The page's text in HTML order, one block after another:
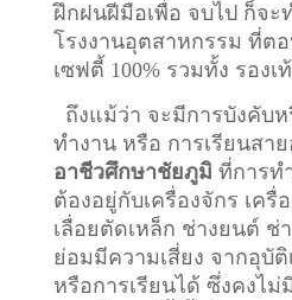
ฝึกฝนฝีมือเพื่อ จบไป ก็จะ
โรงงานอุตสาหกรรม ที่ต
เซฟตี้ 100% รวมทั้ง รองเ
ถึงแม้ว่า จะมีการบังคับ
ทำงาน หรือ การเรียนสา
อาชีวศึกษาชัยภูมิ ที่การท
ต้องอยู่กับเครื่องจักร เครื่
เลื่อยตัดเหล็ก ช่างยนต์ ช่
ย่อมมีความเสี่ยง จากอุบั
หรือการเรียนได้ ซึ่งคงไม่